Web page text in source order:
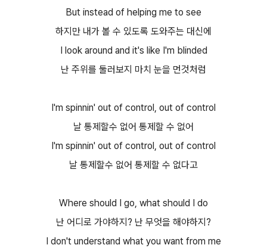
But instead of helping me to see
하지만 내가 볼 수 있도록 도와주는 대신에
I look around and it's like I'm blinded
난 주위를 둘러보지 마치 눈을 먼것처럼
I'm spinnin' out of control, out of control
날 통제할수 없어 통제할 수 없어
I'm spinnin' out of control, out of control
날 통제할수 없어 통제할 수 없다고
Where should I go, what should I do
난 어디로 가야하지? 난 무엇을 해야하지?
I don't understand what you want from me